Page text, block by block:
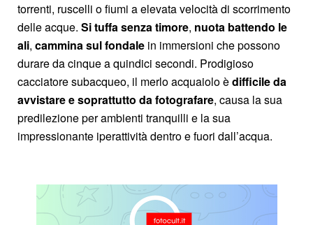
torrenti, ruscelli o fiumi a elevata velocità di scorrimento
delle acque. Si tuffa senza timore, nuota battendo le
ali, cammina sul fondale in immersioni che possono
durare da cinque a quindici secondi. Prodigioso
cacciatore subacqueo, il merlo acquaiolo èdifficile da
avvistare e soprattutto da fotografare, causa la sua
predilezione per ambienti tranquilli e la sua
impressionante iperattività dentro e fuori dall’acqua.